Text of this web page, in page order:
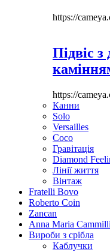
https://
Підвіс
https://
Канни
Solo
Versailles
Coco
Гравітація
Diamond
Лінії життя
Вінтаж
Fratelli Bovo
Roberto Coin
Zancan
Anna Maria Cammilli
Вироби з срібла
Каблучки